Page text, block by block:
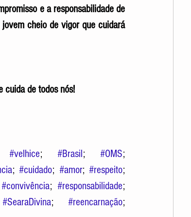
e a responsabilidade de
cheio de vigor que cuidará
cuida de todos nós!
#velhice; #Brasil; #OMS
; #cuidado; #amor; #respeito
#convivência; #responsabilidade
#SearaDivina; #reencarnação